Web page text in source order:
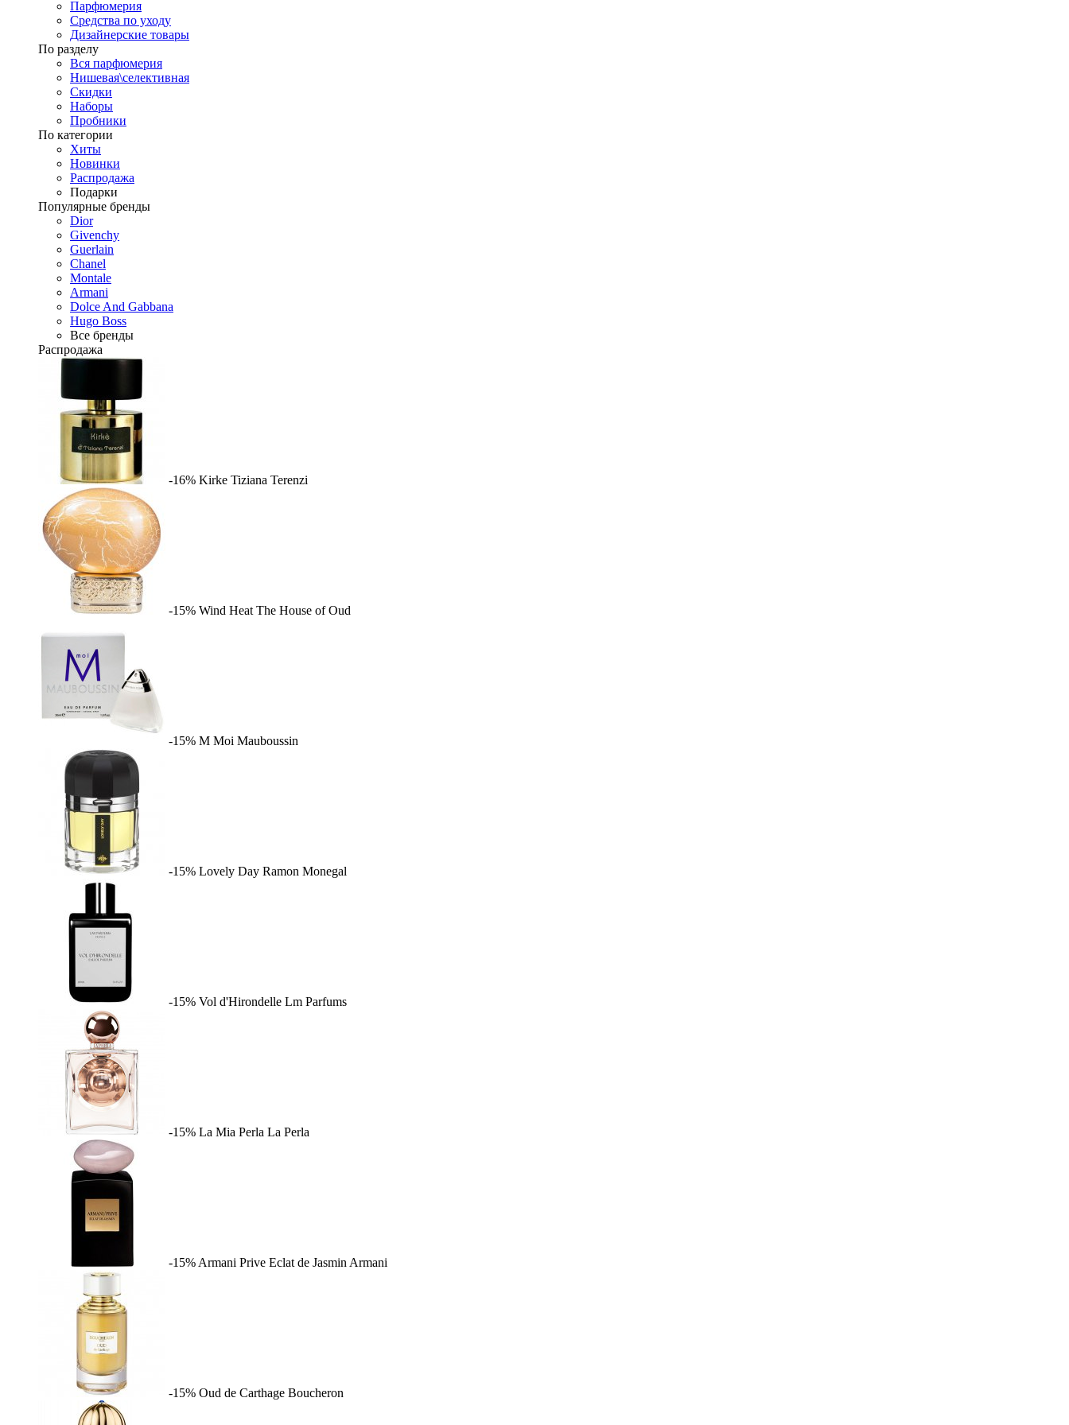
Парфюмерия
Средства по уходу
Дизайнерские товары
По разделу
Вся парфюмерия
Нишевая\селективная
Скидки
Наборы
Пробники
По категории
Хиты
Новинки
Распродажа
Подарки
Популярные бренды
Dior
Givenchy
Guerlain
Chanel
Montale
Armani
Dolce And Gabbana
Hugo Boss
Все бренды
Распродажа
-16% Kirke Tiziana Terenzi
-15% Wind Heat The House of Oud
-15% M Moi Mauboussin
-15% Lovely Day Ramon Monegal
-15% Vol d'Hirondelle Lm Parfums
-15% La Mia Perla La Perla
-15% Armani Prive Eclat de Jasmin Armani
-15% Oud de Carthage Boucheron